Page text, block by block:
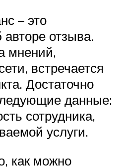
– это
отзыва.
мнений,
встречается
Достаточно
данные:
сотрудника,
услуги.
как можно